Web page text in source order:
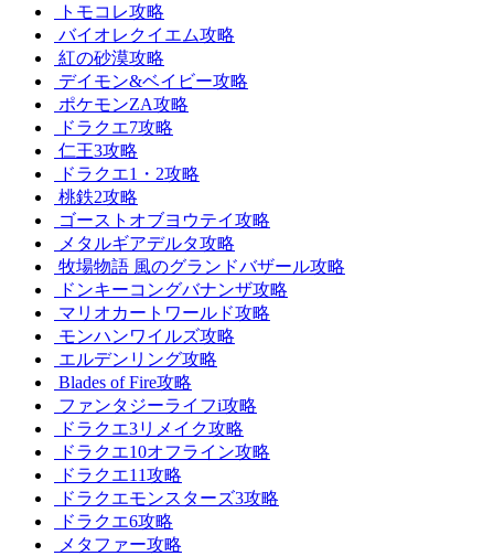
トモコレ攻略
バイオレクイエム攻略
紅の砂漠攻略
デイモン&ベイビー攻略
ポケモンZA攻略
ドラクエ7攻略
仁王3攻略
ドラクエ1・2攻略
桃鉄2攻略
ゴーストオブヨウテイ攻略
メタルギアデルタ攻略
牧場物語 風のグランドバザール攻略
ドンキーコングバナンザ攻略
マリオカートワールド攻略
モンハンワイルズ攻略
エルデンリング攻略
Blades of Fire攻略
ファンタジーライフi攻略
ドラクエ3リメイク攻略
ドラクエ10オフライン攻略
ドラクエ11攻略
ドラクエモンスターズ3攻略
ドラクエ6攻略
メタファー攻略